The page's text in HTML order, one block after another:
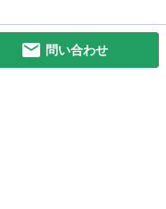
問い合わせ